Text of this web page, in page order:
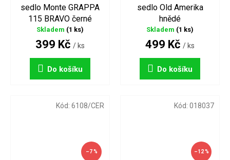
sedlo Monte GRAPPA
115 BRAVO černé
Skladem (1 ks)
399 Kč / ks
Do košíku
sedlo Old Amerika
hnědé
Skladem (1 ks)
499 Kč / ks
Do košíku
–7 %
Kód: 6108/CER
–12 %
Kód: 018037